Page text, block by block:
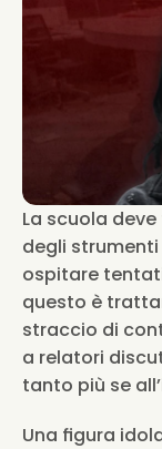
La scuola
degli
ospitare
questo è
straccio di
a relatori
tanto più se
Una figura